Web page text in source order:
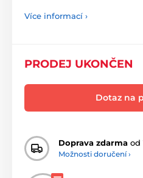
Více informací ›
PRODEJ UKONČEN
Dotaz na
Doprava zdarma od
Možnosti doručení ›